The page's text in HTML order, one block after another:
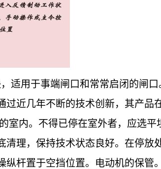
适用于事端闸口和常常启闭的闸
近几年不断的技术创新，其产
内。不得已停在室外者，应选
理，保持技术状态良好。在停
杆置于空挡位置。电动机的保